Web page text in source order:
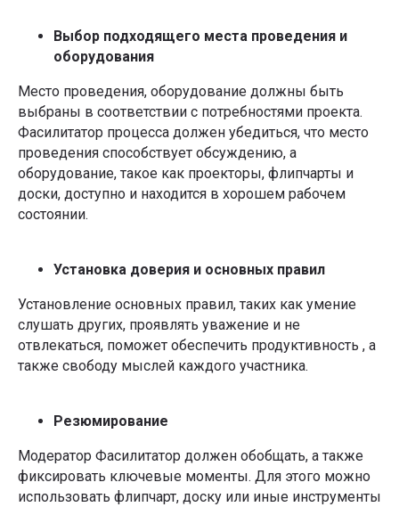
Выбор подходящего места проведения и
оборудования
Место проведения, оборудование должны быть
выбраны в соответствии с потребностями проекта.
Фасилитатор процесса должен убедиться, что место
проведения способствует обсуждению, а
оборудование, такое как проекторы, флипчарты и
доски, доступно и находится в хорошем рабочем
состоянии.
Установка доверия и основных правил
Установление основных правил, таких как умение
слушать других, проявлять уважение и не
отвлекаться, поможет обеспечить продуктивность , а
также свободу мыслей каждого участника.
Резюмирование
Модератор Фасилитатор должен обобщать, а также
фиксировать ключевые моменты. Для этого можно
использовать флипчарт, доску или иные инструменты
стратсессии для вашей
команды
Согласуете стратегические инициативы
Определите цели, миссию, видение,
ценности
Научитесь строить работы, исходя
из трендов
рекламных рассылок
Подобрать обучение